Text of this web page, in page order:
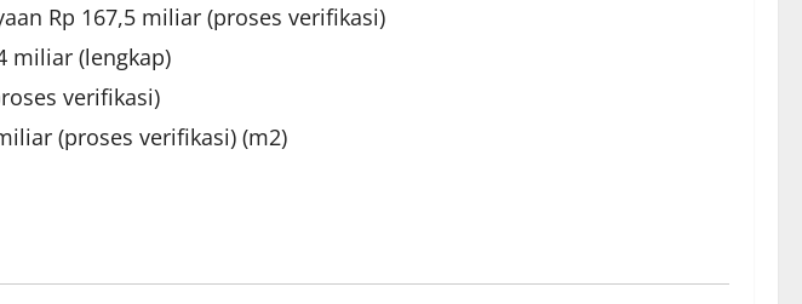
Rp 167,5 miliar (proses verifikasi)
miliar (lengkap)
verifikasi)
(proses verifikasi) (m2)